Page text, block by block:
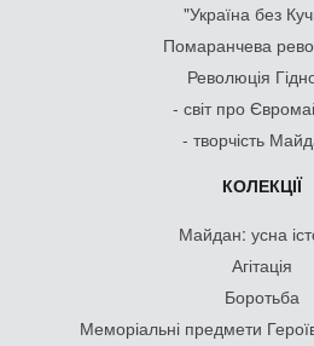
"Україна без
Помаранчева
Революція
- світ про
- творчість
КОЛЕКЦІЇ
Майдан: усна
Агітація
Боротьба
Меморіальні предмети